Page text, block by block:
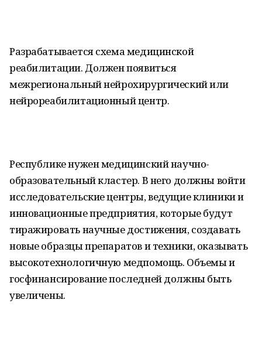
Разрабатывается схема медицинской
реабилитации. Должен появиться
межрегиональный нейрохирургический или
нейрореабилитационный центр.
Республике нужен медицинский научно-
образовательный кластер. В него должны войти
исследовательские центры, ведущие клиники и
инновационные предприятия, которые будут
тиражировать научные достижения, создавать
новые образцы препаратов и техники, оказывать
высокотехнологичную медпомощь. Объемы и
госфинансирование последней должны быть
увеличены.